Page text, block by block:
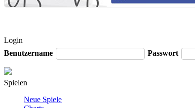
Login
Benutzername
Passwort
Spielen
Neue Spiele